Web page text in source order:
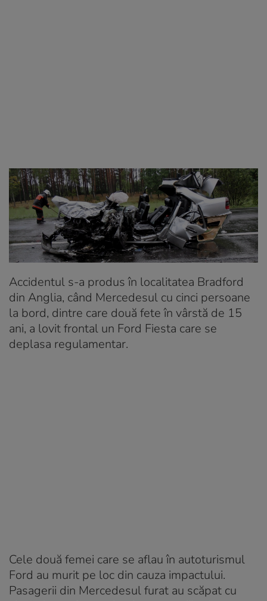
Accidentul s-a produs în localitatea Bradford
din Anglia, când Mercedesul cu cinci persoane
la bord, dintre care două fete în vârstă de 15
ani, a lovit frontal un Ford Fiesta care se
deplasa regulamentar.
Cele două femei care se aflau în autoturismul
Ford au murit pe loc din cauza impactului.
Pasagerii din Mercedesul furat au scăpat cu